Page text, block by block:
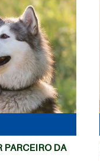
PARCEIRO DA